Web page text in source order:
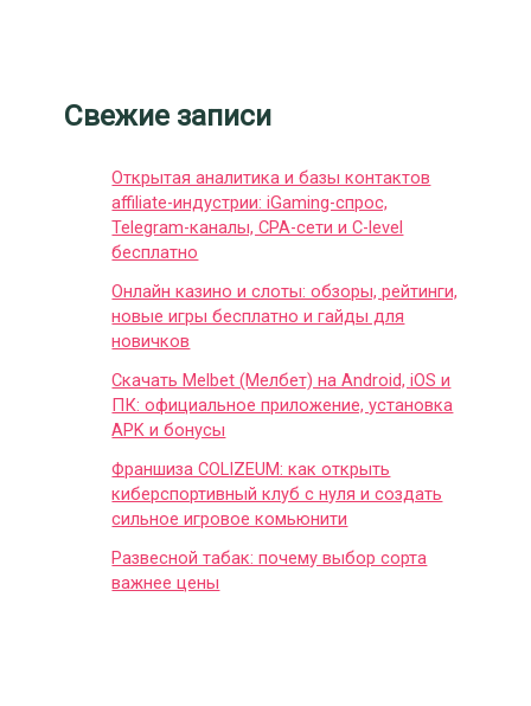
Свежие записи
Открытая аналитика и базы контактов
affiliate-индустрии: iGaming-спрос,
Telegram-каналы, CPA-сети и C-level
бесплатно
Онлайн казино и слоты: обзоры, рейтинги,
новые игры бесплатно и гайды для
новичков
Скачать Melbet (Мелбет) на Android, iOS и
ПК: официальное приложение, установка
APK и бонусы
Франшиза COLIZEUM: как открыть
киберспортивный клуб с нуля и создать
сильное игровое комьюнити
Развесной табак: почему выбор сорта
важнее цены